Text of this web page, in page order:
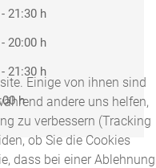
- 21:30 h
- 20:00 h
- 21:30 h
h
Einige von ihnen sind
andere uns helfen,
zu verbessern (Tracking
ob Sie die Cookies
dass bei einer Ablehnung